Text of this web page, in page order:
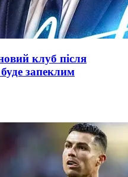
клуб після
буде запеклим